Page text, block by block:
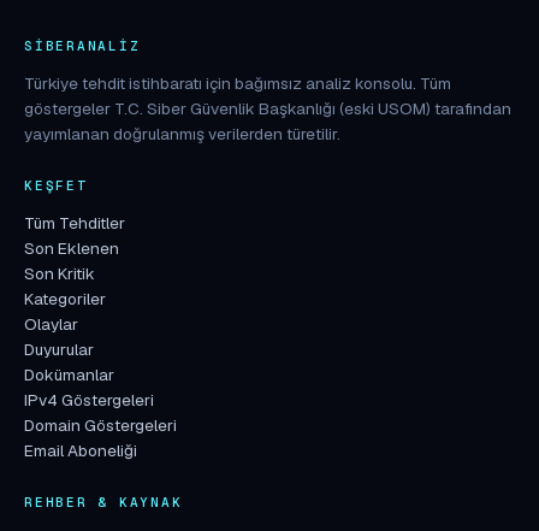
SIBERANALIZ
Türkiye tehdit istihbaratı için bağımsız analiz konsolu. Tüm
göstergeler T.C. Siber Güvenlik Başkanlığı (eski USOM) tarafından
yayımlanan doğrulanmış verilerden türetilir.
KEŞFET
Tüm Tehditler
Son Eklenen
Son Kritik
Kategoriler
Olaylar
Duyurular
Dokümanlar
IPv4 Göstergeleri
Domain Göstergeleri
Email Aboneliği
REHBER & KAYNAK